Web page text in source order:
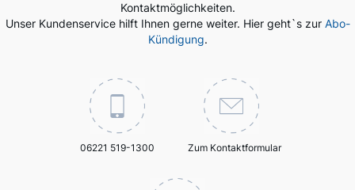
Kontaktmöglichkeiten.
Unser Kundenservice hilft Ihnen gerne weiter. Hier geht`s zur Abo-
Kündigung.
06221 519-1300 Zum Kontaktformular